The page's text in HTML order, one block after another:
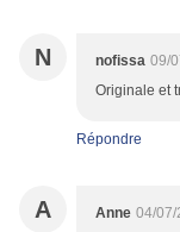
N nofissa 09/
Originale et
Répondre
A Anne 04/07/